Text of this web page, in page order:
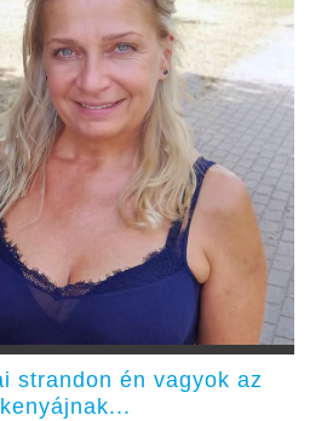
strandon én vagyok az